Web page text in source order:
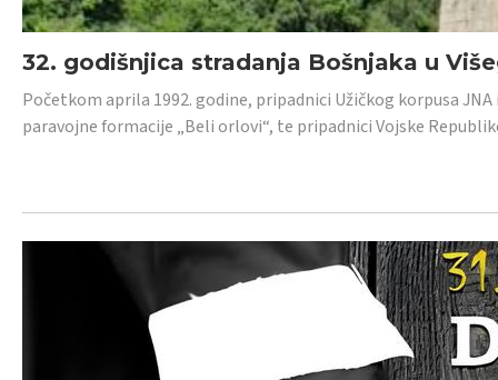
32. godišnjica stradanja Bošnjaka u
Početkom aprila 1992. godine, pripadnici Užičkog korpusa
paravojne formacije „Beli orlovi“, te pripadnici Vojske